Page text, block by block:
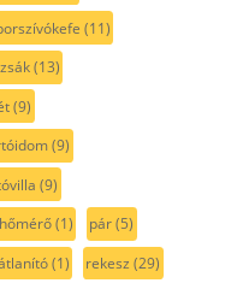
(11)
(13)
(9)
(9)
(9)
(1) pár(5)
(1) rekesz (29)